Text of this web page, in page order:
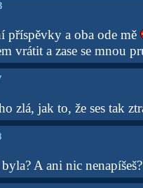
příspěvky a oba ode mě
vrátit a zase se mnou
zlá, jak to, že ses tak
A ani nic